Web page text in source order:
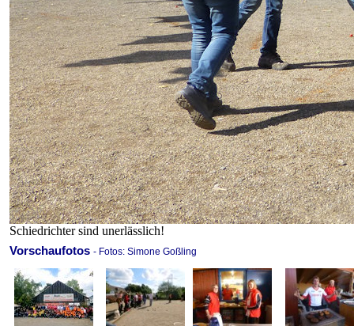
Schiedrichter sind unerlässlich!
Vorschaufotos - Fotos: Simone Goßling